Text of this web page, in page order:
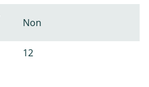
Non
12